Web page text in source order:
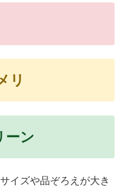
リ
ーン
イズや品ぞろえが大き